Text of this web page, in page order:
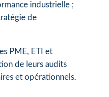
industrielle ;
de
PME, ETI et
de leurs audits
et opérationnels.